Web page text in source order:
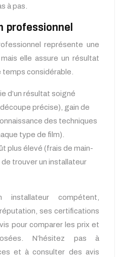
à pas.
professionnel
représente une
elle assure un résultat
temps considérable.
d’un résultat soigné
précise), gain de
des techniques
type de film).
plus élevé (frais de main-
trouver un installateur
installateur compétent,
ses certifications
pour comparer les prix et
N’hésitez pas à
et à consulter des avis